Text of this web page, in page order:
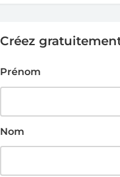
Créez
Prénom
Nom